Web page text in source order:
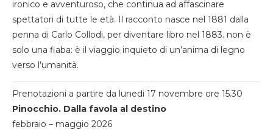
ironico e avventuroso, che continua ad affascinare
spettatori di tutte le età. Il racconto nasce nel 1881 dalla
penna di Carlo Collodi, per diventare libro nel 1883. non è
solo una fiaba: è il viaggio inquieto di un’anima di legno
verso l’umanità.
Prenotazioni a partire da lunedi 17 novembre ore 15.30
Pinocchio. Dalla favola al destino
febbraio – maggio 2026